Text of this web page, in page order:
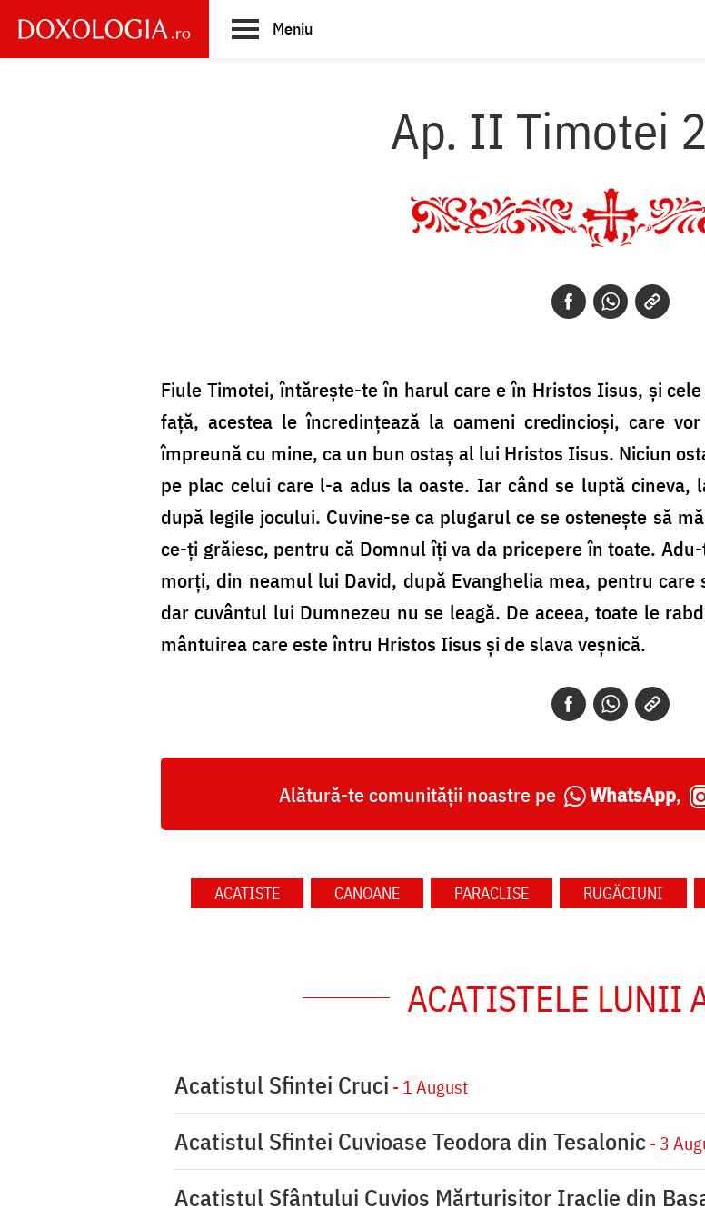
main
Meniu
Ap. II Timotei
Fiule Timotei, întăreşte-te în harul care e în Hristos Iisus, şi
faţă, acestea le încredinţează la oameni credincioşi, care
împreună cu mine, ca un bun ostaş al lui Hristos Iisus. Niciun
pe plac celui care l-a adus la oaste. Iar când se luptă
după legile jocului. Cuvine-se ca plugarul ce se osteneşte să
ce-ţi grăiesc, pentru că Domnul îţi va da pricepere în toate.
morţi, din neamul lui David, după Evanghelia mea, pentru
dar cuvântul lui Dumnezeu nu se leagă. De aceea, toate le
mântuirea care este întru Hristos Iisus şi de slava veşnică.
Alătură-te comunității noastre pe WhatsApp,
ACATISTE CANOANE PARACLISE RUGĂCIUNI
ACATISTELE LUNII
Acatistul Sfintei Cruci - 1 August
Acatistul Sfintei Cuvioase Teodora din Tesalonic - 3
Acatistul Sfântului Cuvios Mărturisitor Iraclie din